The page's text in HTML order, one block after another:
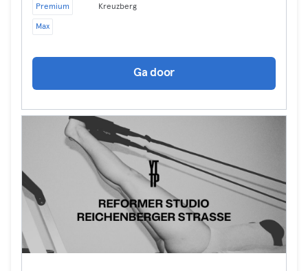
Premium
Max
Kreuzberg
Ga door